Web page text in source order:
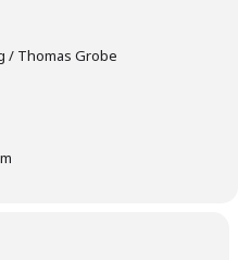
/ Thomas Grobe